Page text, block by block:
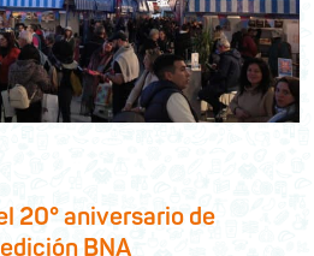
20° aniversario de
BNA